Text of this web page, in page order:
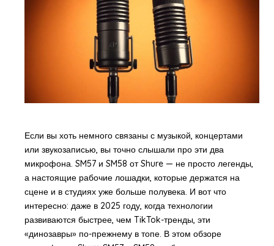
Если вы хоть немного связаны с музыкой, концертами
или звукозаписью, вы точно слышали про эти два
микрофона. SM57 и SM58 от Shure — не просто легенды,
а настоящие рабочие лошадки, которые держатся на
сцене и в студиях уже больше полувека. И вот что
интересно: даже в 2025 году, когда технологии
развиваются быстрее, чем TikTok-тренды, эти
«динозавры» по-прежнему в топе. В этом обзоре